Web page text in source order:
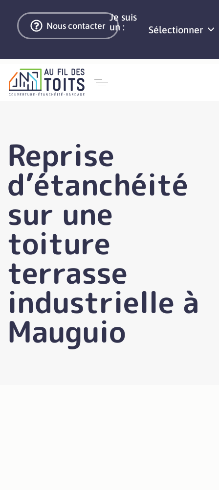
Nous contacter
Je suis
un :
Sélectionner
Reprise
d’étanchéité
sur une
toiture
terrasse
industrielle à
Mauguio